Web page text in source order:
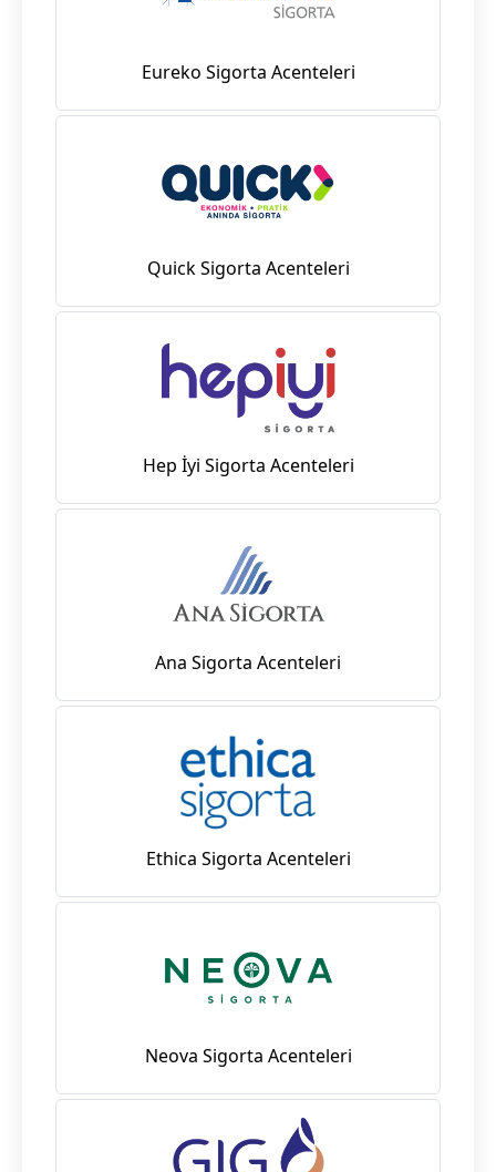
Eureko Sigorta Acenteleri
Quick Sigorta Acenteleri
Hep İyi Sigorta Acenteleri
Ana Sigorta Acenteleri
Ethica Sigorta Acenteleri
Neova Sigorta Acenteleri